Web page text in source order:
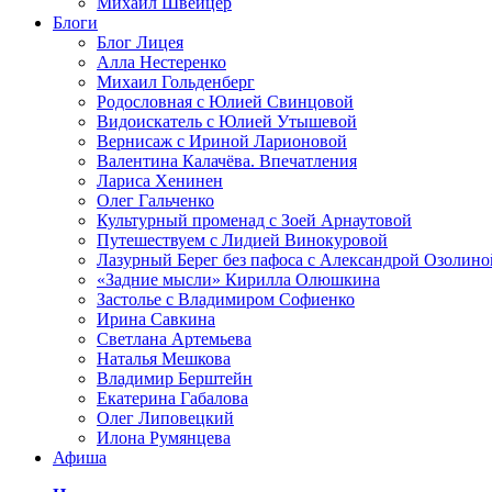
Блоги
Блог Лицея
Алла Нестеренко
Михаил Гольденберг
Родословная с Юлией Свинцовой
Видоискатель с Юлией Утышевой
Вернисаж с Ириной Ларионовой
Валентина Калачёва. Впечатления
Лариса Хенинен
Олег Гальченко
Культурный променад с Зоей Арнаутовой
Путешествуем с Лидией Винокуровой
Лазурный Берег без пафоса с Александрой
«Задние мысли» Кирилла Олюшкина
Застолье с Владимиром Софиенко
Ирина Савкина
Светлана Артемьева
Наталья Мешкова
Владимир Берштейн
Екатерина Габалова
Олег Липовецкий
Илона Румянцева
Афиша